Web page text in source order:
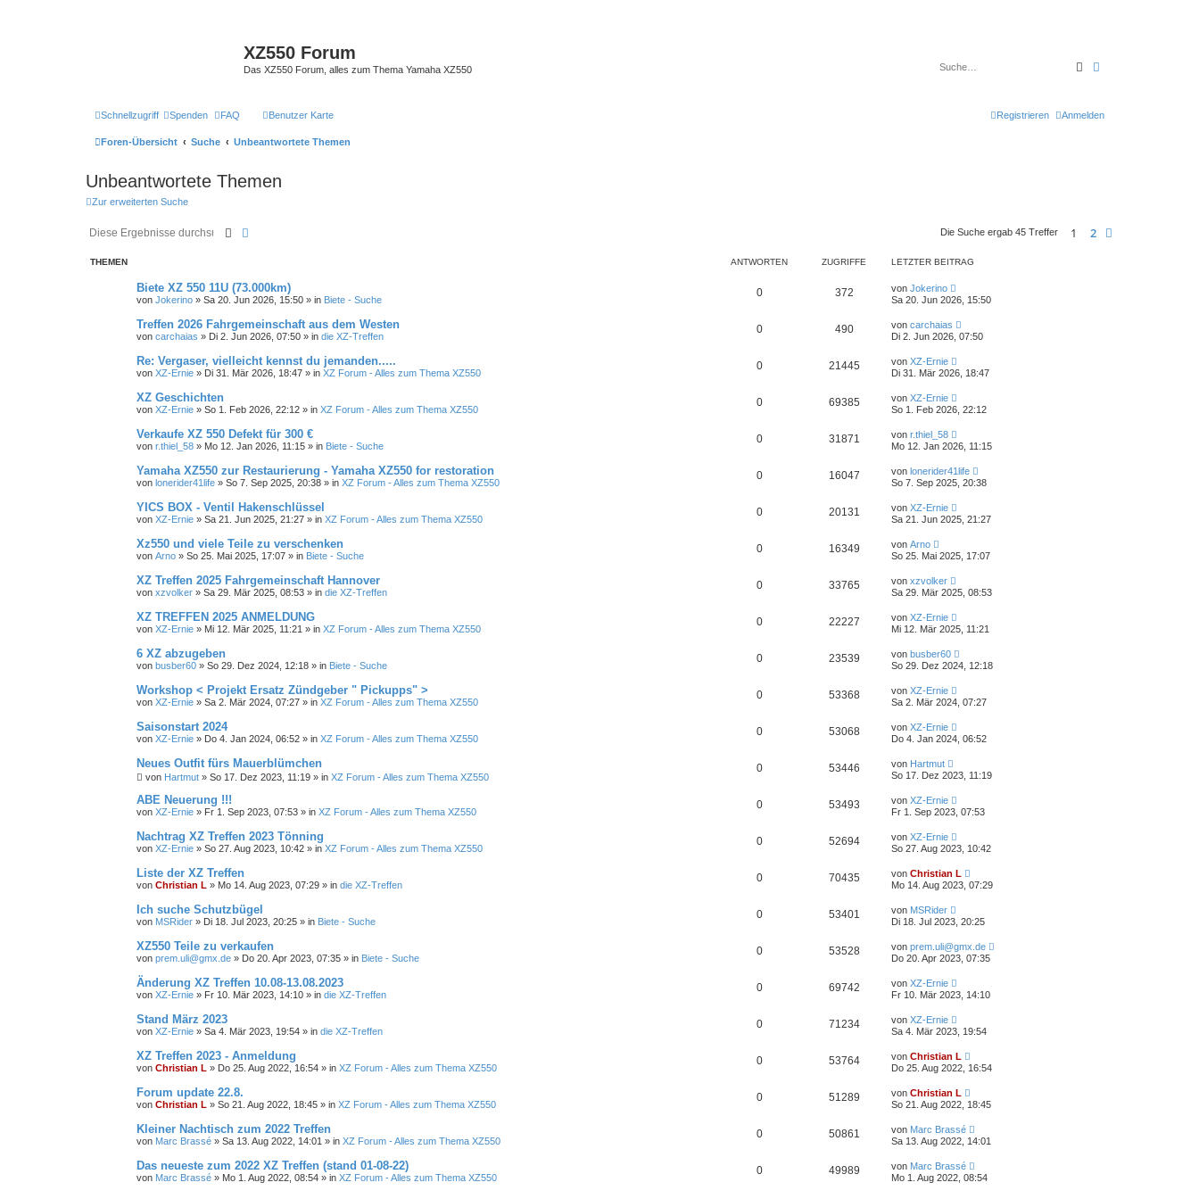
XZ550 Forum
Das XZ550 Forum, alles zum Thema Yamaha XZ550 Suche
Schnellzugriff Spenden FAQ Benutzer Karte Anmelden
Registrieren
Foren-Übersicht Suche Unbeantwortete Themen
Unbeantwortete Themen
Zur erweiterten Suche
Suche Die Suche ergab 45 Treffer 1 2
THEMEN ANTWORTEN ZUGRIFFE LETZTER BEITRAG
Biete XZ 550 11U (73.000km)
von Jokerino » Sa 20. Jun 2026, 15:50 » in Biete - Suche
0 372 von Jokerino
Sa 20. Jun 2026, 15:50
Treffen 2026 Fahrgemeinschaft aus dem Westen
von carchaias » Di 2. Jun 2026, 07:50 » in die XZ-Treffen
0 490 von carchaias
Di 2. Jun 2026, 07:50
Re: Vergaser, vielleicht kennst du jemanden.....
von XZ-Ernie » Di 31. Mär 2026, 18:47 » in XZ Forum - Alles zum Thema XZ550
0 21445 von XZ-Ernie
Di 31. Mär 2026, 18:47
XZ Geschichten
von XZ-Ernie » So 1. Feb 2026, 22:12 » in XZ Forum - Alles zum Thema XZ550
0 69385 von XZ-Ernie
So 1. Feb 2026, 22:12
Verkaufe XZ 550 Defekt für 300 €
von r.thiel_58 » Mo 12. Jan 2026, 11:15 » in Biete - Suche
0 31871 von r.thiel_58
Mo 12. Jan 2026, 11:15
Yamaha XZ550 zur Restaurierung - Yamaha XZ550 for restoration
von lonerider41life » So 7. Sep 2025, 20:38 » in XZ Forum - Alles zum Thema XZ550
0 16047 von lonerider41life
So 7. Sep 2025, 20:38
YICS BOX - Ventil Hakenschlüssel
von XZ-Ernie » Sa 21. Jun 2025, 21:27 » in XZ Forum - Alles zum Thema XZ550
0 20131 von XZ-Ernie
Sa 21. Jun 2025, 21:27
Xz550 und viele Teile zu verschenken
von Arno » So 25. Mai 2025, 17:07 » in Biete - Suche
0 16349 von Arno
So 25. Mai 2025, 17:07
XZ Treffen 2025 Fahrgemeinschaft Hannover
von xzvolker » Sa 29. Mär 2025, 08:53 » in die XZ-Treffen
0 33765 von xzvolker
Sa 29. Mär 2025, 08:53
XZ TREFFEN 2025 ANMELDUNG
von XZ-Ernie » Mi 12. Mär 2025, 11:21 » in XZ Forum - Alles zum Thema XZ550
0 22227 von XZ-Ernie
Mi 12. Mär 2025, 11:21
6 XZ abzugeben
von busber60 » So 29. Dez 2024, 12:18 » in Biete - Suche
0 23539 von busber60
So 29. Dez 2024, 12:18
Workshop < Projekt Ersatz Zündgeber " Pickupps" >
von XZ-Ernie » Sa 2. Mär 2024, 07:27 » in XZ Forum - Alles zum Thema XZ550
0 53368 von XZ-Ernie
Sa 2. Mär 2024, 07:27
Saisonstart 2024
von XZ-Ernie » Do 4. Jan 2024, 06:52 » in XZ Forum - Alles zum Thema XZ550
0 53068 von XZ-Ernie
Do 4. Jan 2024, 06:52
Neues Outfit fürs Mauerblümchen
von Hartmut » So 17. Dez 2023, 11:19 » in XZ Forum - Alles zum Thema XZ550
0 53446 von Hartmut
So 17. Dez 2023, 11:19
ABE Neuerung !!!
von XZ-Ernie » Fr 1. Sep 2023, 07:53 » in XZ Forum - Alles zum Thema XZ550
0 53493 von XZ-Ernie
Fr 1. Sep 2023, 07:53
Nachtrag XZ Treffen 2023 Tönning
von XZ-Ernie » So 27. Aug 2023, 10:42 » in XZ Forum - Alles zum Thema XZ550
0 52694 von XZ-Ernie
So 27. Aug 2023, 10:42
Liste der XZ Treffen
von Christian L » Mo 14. Aug 2023, 07:29 » in die XZ-Treffen
0 70435 von Christian L
Mo 14. Aug 2023, 07:29
Ich suche Schutzbügel
von MSRider » Di 18. Jul 2023, 20:25 » in Biete - Suche
0 53401 von MSRider
Di 18. Jul 2023, 20:25
XZ550 Teile zu verkaufen
von prem.uli@gmx.de » Do 20. Apr 2023, 07:35 » in Biete - Suche
0 53528 von prem.uli@gmx.de
Do 20. Apr 2023, 07:35
Änderung XZ Treffen 10.08-13.08.2023
von XZ-Ernie » Fr 10. Mär 2023, 14:10 » in die XZ-Treffen
0 69742 von XZ-Ernie
Fr 10. Mär 2023, 14:10
Stand März 2023
von XZ-Ernie » Sa 4. Mär 2023, 19:54 » in die XZ-Treffen
0 71234 von XZ-Ernie
Sa 4. Mär 2023, 19:54
XZ Treffen 2023 - Anmeldung
von Christian L » Do 25. Aug 2022, 16:54 » in XZ Forum - Alles zum Thema XZ550
0 53764 von Christian L
Do 25. Aug 2022, 16:54
Forum update 22.8.
von Christian L » So 21. Aug 2022, 18:45 » in XZ Forum - Alles zum Thema XZ550
0 51289 von Christian L
So 21. Aug 2022, 18:45
Kleiner Nachtisch zum 2022 Treffen
von Marc Brassé » Sa 13. Aug 2022, 14:01 » in XZ Forum - Alles zum Thema XZ550
0 50861 von Marc Brassé
Sa 13. Aug 2022, 14:01
Das neueste zum 2022 XZ Treffen (stand 01-08-22)
von Marc Brassé » Mo 1. Aug 2022, 08:54 » in XZ Forum - Alles zum Thema XZ550
0 49989 von Marc Brassé
Mo 1. Aug 2022, 08:54